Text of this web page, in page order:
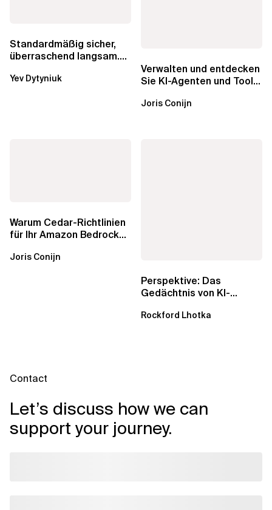
Standardmäßig sicher,
überraschend langsam.
über die RDS...
Yev Dytyniuk
Verwalten und entdecken
Sie KI-Agenten und Tools
AgentCore...
Joris Conijn
Warum Cedar-Richtlinien
für Ihr Amazon Bedrock
wichtig sind
Joris Conijn
Perspektive: Das
Gedächtnis von KI-
dem...
Rockford Lhotka
Contact
Let’s discuss how we can
support your journey.